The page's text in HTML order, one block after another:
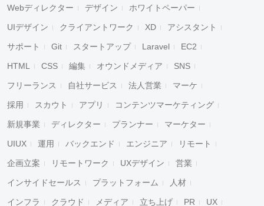
Webディレクター デザイン ホワイトペーパー
UIデザイン クライアントワーク XD アシスタント
サポート Git スタートアップ Laravel EC2
HTML CSS 編集 オウンドメディア SNS
フリーランス 自社サービス 法人営業 マーケ
採用 スカウト アプリ コンテンツマーケティング
新規事業 ディレクター プランナー マーケター
UIUX 運用 バックエンド エンジニア リモート
企画立案 リモートワーク UXデザイン 営業
インサイドセールス プラットフォーム 人材
インフラ クラウド メディア 立ち上げ PR UX